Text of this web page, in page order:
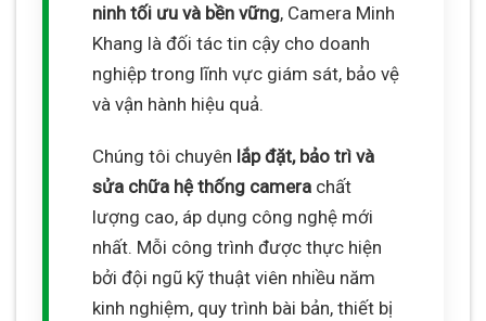
ninh tối ưu và bền vững, Camera Minh
Khang là đối tác tin cậy cho doanh
nghiệp trong lĩnh vực giám sát, bảo vệ
và vận hành hiệu quả.
Chúng tôi chuyên lắp đặt, bảo trì và
sửa chữa hệ thống camera chất
lượng cao, áp dụng công nghệ mới
nhất. Mỗi công trình được thực hiện
bởi đội ngũ kỹ thuật viên nhiều năm
kinh nghiệm, quy trình bài bản, thiết bị